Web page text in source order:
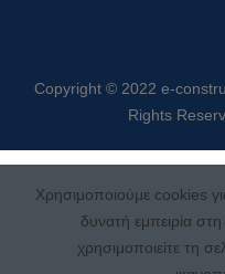
Copyright © 2022 e-
Rights
Χρησιμοποιούμε cookies
δυνατή εμπειρία
χρησιμοποιείτε τη